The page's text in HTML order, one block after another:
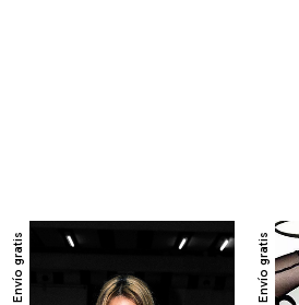
Envío gratis Envío gratis